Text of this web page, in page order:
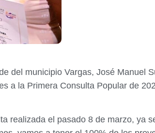
del municipio Vargas, José Manuel
a la Primera Consulta Popular de
realizada el pasado 8 de marzo, ya